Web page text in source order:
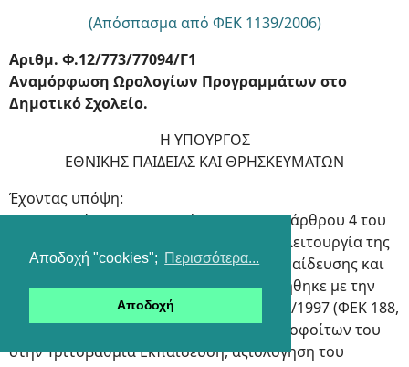
Αποδοχή "cookies"; Περισσότερα...
Αποδοχή
(Απόσπασμα από ΦΕΚ 1139/2006)
Αριθμ. Φ.12/773/77094/Γ1
Αναμόρφωση Ωρολογίων Προγραμμάτων στο
Δημοτικό Σχολείο.
Η YΠΟΥΡΓΟΣ
ΕΘΝΙΚΗΣ ΠΑΙΔΕΙΑΣ ΚΑΙ ΘΡΗΣΚΕΥΜΑΤΩΝ
Έχοντας υπόψη:
1. Την παράγραφο 11, περίπτωση ε, του άρθρου 4 του
ν. 1566/1985, (ΦΕΚ 161, τ.Α΄), «Δομή και λειτουργία της
Πρωτοβάθμιας και Δευτεροβάθμιας Εκπαίδευσης και
άλλες Διατάξεις», όπως αυτή τροποποιήθηκε με την
παράγραφο 2, του άρθρου 7, του ν. 2525/1997 (ΦΕΚ 188,
τ.Α΄), «Ενιαίο Λύκειο, πρόσβαση των αποφοίτων του
στην Τριτοβάθμια Εκπαίδευση, αξιολόγηση του